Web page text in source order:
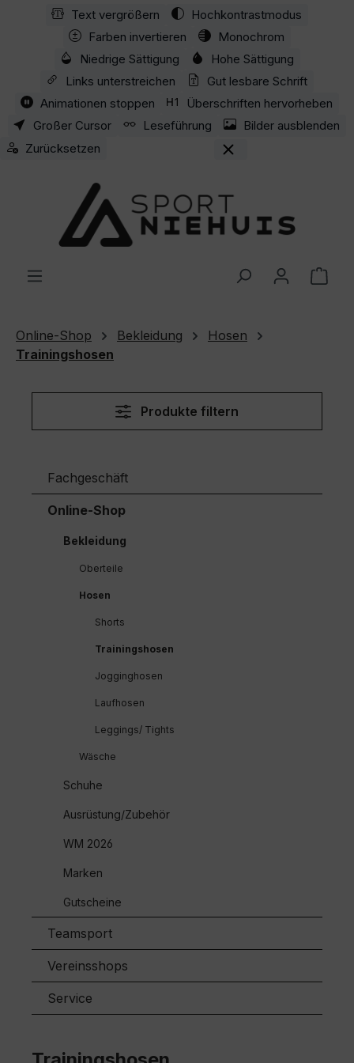
Zum Hauptinhalt springen
Text vergrößern
Hochkontrastmodus
Farben invertieren
Monochrom
Niedrige Sättigung
Hohe Sättigung
Links unterstreichen
Gut lesbare Schrift
Animationen stoppen
Überschriften hervorheben
Großer Cursor
Leseführung
Bilder ausblenden
Zurücksetzen
Online-Shop Bekleidung
Hosen
Trainingshosen
Produkte filtern
Fachgeschäft
Online-Shop
Bekleidung
Oberteile
Hosen
Shorts
Trainingshosen
Jogginghosen
Laufhosen
Leggings/ Tights
Wäsche
Schuhe
Ausrüstung/Zubehör
WM 2026
Marken
Gutscheine
Teamsport
Vereinsshops
Service